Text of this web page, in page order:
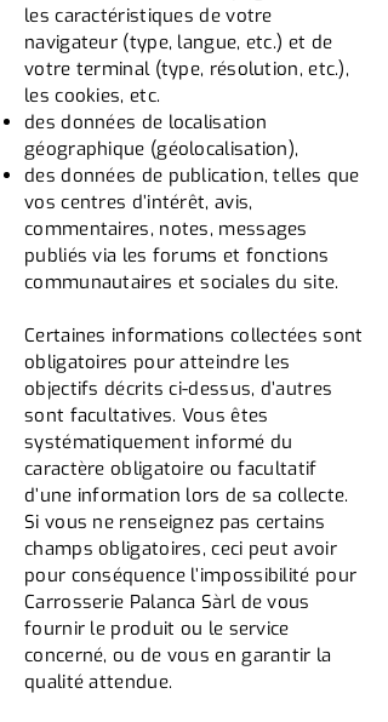
les caractéristiques de votre
navigateur (type, langue, etc.) et de
votre terminal (type, résolution, etc.),
les cookies, etc.
des données de localisation
géographique (géolocalisation),
des données de publication, telles que
vos centres d’intérêt, avis,
commentaires, notes, messages
publiés via les forums et fonctions
communautaires et sociales du site.​
Certaines informations collectées sont
obligatoires pour atteindre les
objectifs décrits ci-dessus, d’autres
sont facultatives. Vous êtes
systématiquement informé du
caractère obligatoire ou facultatif
d’une information lors de sa collecte.
Si vous ne renseignez pas certains
champs obligatoires, ceci peut avoir
pour conséquence l’impossibilité pour
Carrosserie Palanca Sàrl de vous
fournir le produit ou le service
concerné, ou de vous en garantir la
qualité attendue.